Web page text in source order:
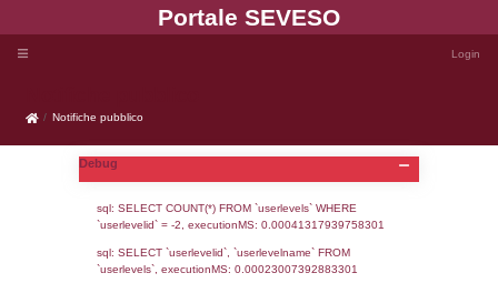
Portale
Notifiche pubblico
Notifiche pubblico
Debug